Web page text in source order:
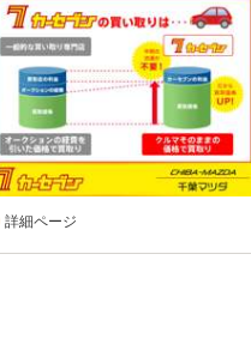
お勧め
詳細ページ